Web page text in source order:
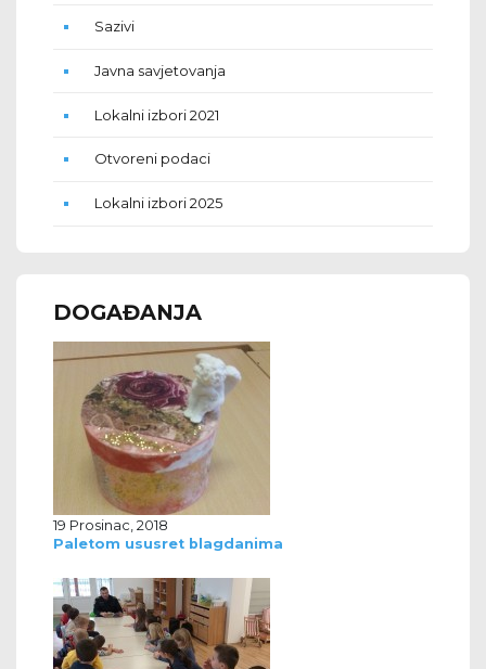
Sazivi
Javna savjetovanja
Lokalni izbori 2021
Otvoreni podaci
Lokalni izbori 2025
DOGAĐANJA
19 Prosinac, 2018
Paletom ususret blagdanima